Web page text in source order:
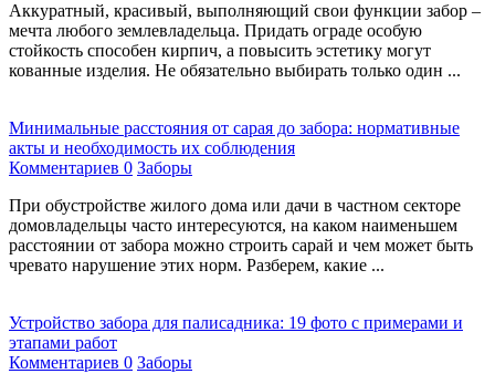
Аккуратный, красивый, выполняющий свои функции забор –
мечта любого землевладельца. Придать ограде особую
стойкость способен кирпич, а повысить эстетику могут
кованные изделия. Не обязательно выбирать только один ...
Минимальные расстояния от сарая до забора: нормативные
акты и необходимость их соблюдения
Комментариев 0 Заборы
При обустройстве жилого дома или дачи в частном секторе
домовладельцы часто интересуются, на каком наименьшем
расстоянии от забора можно строить сарай и чем может быть
чревато нарушение этих норм. Разберем, какие ...
Устройство забора для палисадника: 19 фото с примерами и
этапами работ
Комментариев 0 Заборы